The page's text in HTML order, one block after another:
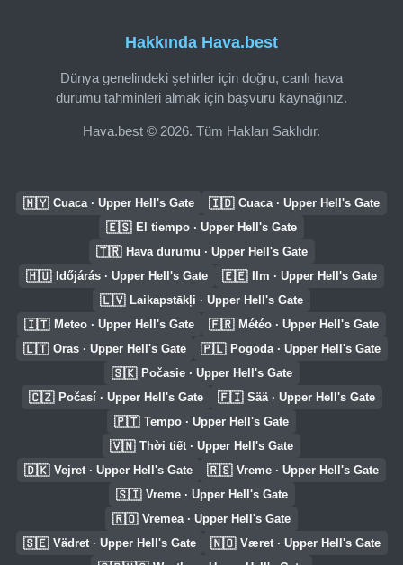
Hakkında Hava.best
Dünya genelindeki şehirler için doğru, canlı hava
durumu tahminleri almak için başvuru kaynağınız.
Hava.best © 2026. Tüm Hakları Saklıdır.
🇲🇾 Cuaca · Upper Hell's Gate 🇮🇩 Cuaca · Upper Hell's Gate
🇪🇸 El tiempo · Upper Hell's Gate
🇹🇷 Hava durumu · Upper Hell's Gate
🇭🇺 Időjárás · Upper Hell's Gate 🇪🇪 Ilm · Upper Hell's Gate
🇱🇻 Laikapstākļi · Upper Hell's Gate
🇮🇹 Meteo · Upper Hell's Gate 🇫🇷 Météo · Upper Hell's Gate
🇱🇹 Oras · Upper Hell's Gate 🇵🇱 Pogoda · Upper Hell's Gate
🇸🇰 Počasie · Upper Hell's Gate
🇨🇿 Počasí · Upper Hell's Gate 🇫🇮 Sää · Upper Hell's Gate
🇵🇹 Tempo · Upper Hell's Gate
🇻🇳 Thời tiết · Upper Hell's Gate
🇩🇰 Vejret · Upper Hell's Gate 🇷🇸 Vreme · Upper Hell's Gate
🇸🇮 Vreme · Upper Hell's Gate
🇷🇴 Vremea · Upper Hell's Gate
🇸🇪 Vädret · Upper Hell's Gate 🇳🇴 Været · Upper Hell's Gate